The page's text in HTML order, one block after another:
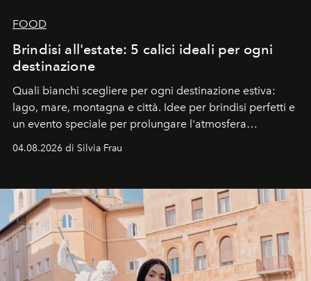
FOOD
Brindisi all'estate: 5 calici ideali per ogni
destinazione
Quali bianchi scegliere per ogni destinazione estiva:
lago, mare, montagna e città. Idee per brindisi perfetti e
un evento speciale per prolungare l'atmosfera
04.08.2026 di Silvia Frau